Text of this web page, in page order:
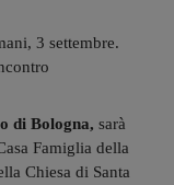
3 settembre.
di Bologna, sarà
Famiglia della
Chiesa di Santa